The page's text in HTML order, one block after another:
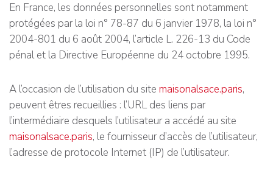
En France, les données personnelles sont notamment
protégées par la loi n° 78-87 du 6 janvier 1978, la loi n°
2004-801 du 6 août 2004, l’article L. 226-13 du Code
pénal et la Directive Européenne du 24 octobre 1995.
A l’occasion de l’utilisation du site maisonalsace.paris,
peuvent êtres recueillies : l’URL des liens par
l’intermédiaire desquels l’utilisateur a accédé au site
maisonalsace.paris, le fournisseur d’accès de l’utilisateur,
l’adresse de protocole Internet (IP) de l’utilisateur.